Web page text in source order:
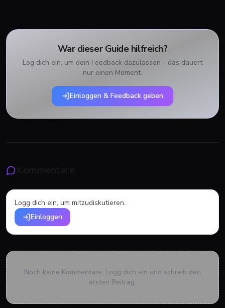
War dieser Guide hilfreich?
Log dich ein, um dein Feedback dazulassen - das dauert
nur einen Moment.
Einloggen & Feedback geben
Logg dich ein, um mitzudiskutieren.
Einloggen
Noch keine Kommentare. Logg dich ein und schreib den
ersten Beitrag.